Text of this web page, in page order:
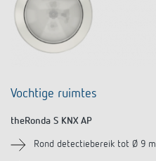
Vochtige ruimtes
theRonda S KNX AP
Rond detectiebereik tot Ø 9 m